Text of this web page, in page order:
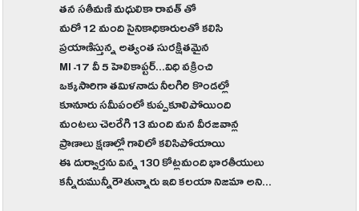
తన సతీమణి మధులికా రావత్ తో
మరో 12 మంది సైనికాధికారులతో కలిసి
ప్రయాణిస్తున్న అత్యంత సురక్షితమైన
MI -17 వీ 5 హెలికాప్టర్...విధి వక్రించి
ఒక్కసారిగా తమిళనాడు నీలగిరి కొండల్లో
కూనూరు సమీపంలో కుప్పకూలిపోయింది
మంటలు చెలరేగి 13 మంది మన వీరజవాన్ల
ప్రాణాలు క్షణాల్లో గాలిలో కలిసిపోయాయి
ఈ దుర్వార్తను విన్న 130 కోట్లమంది భారతీయులు
కన్నీరుమున్నీరౌతున్నారు ఇది కలయా నిజమా అని...